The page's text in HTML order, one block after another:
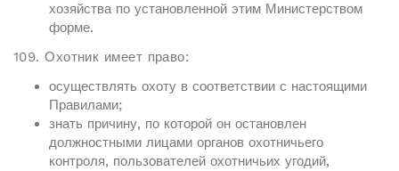
хозяйства по установленной этим Министерством
форме.
109. Охотник имеет право:
осуществлять охоту в соответствии с настоящими
Правилами;
знать причину, по которой он остановлен
должностными лицами органов охотничьего
контроля, пользователей охотничьих угодий,